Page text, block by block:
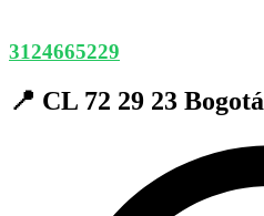
3124665229
📍 CL 72 29 23 Bogotá